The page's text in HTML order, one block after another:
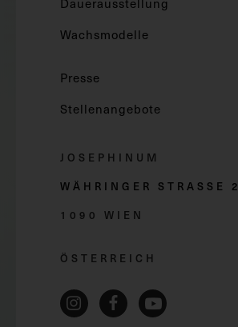
Wachsmodelle
Presse
Stellenangebote
JOSEPHINUM
WÄHRINGER STRASSE 2
1090 WIEN
ÖSTERREICH